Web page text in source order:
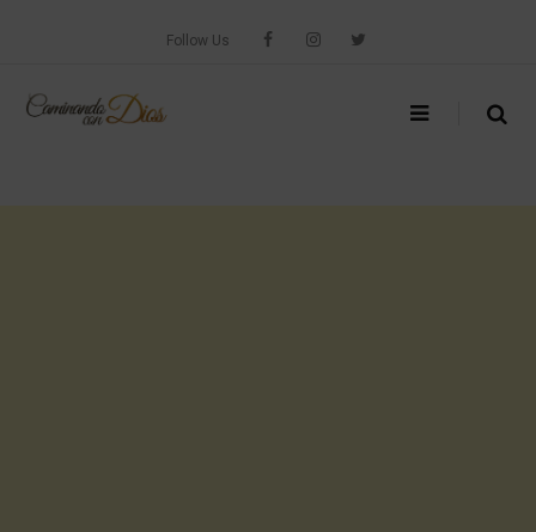
Follow Us